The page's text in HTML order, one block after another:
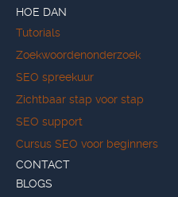
HOE DAN
Tutorials
Zoekwoordenonderzoek
SEO spreekuur
Zichtbaar stap voor stap
SEO support
Cursus SEO voor beginners
CONTACT
BLOGS